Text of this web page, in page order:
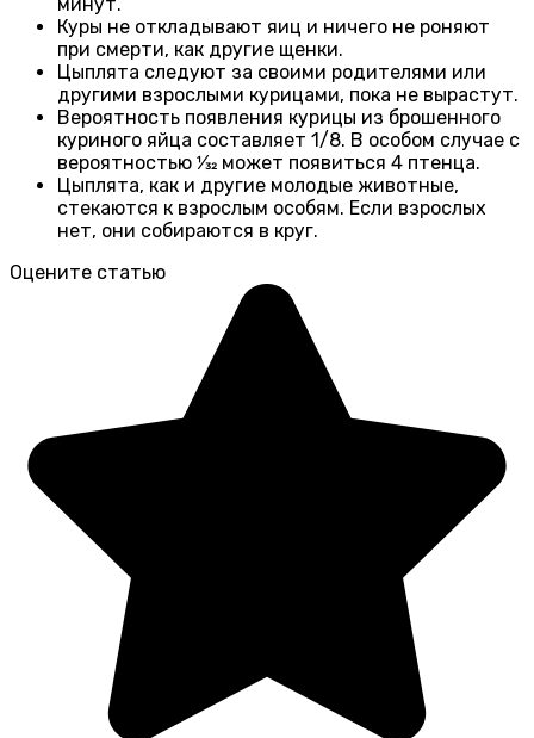
Куры не откладывают яиц и ничего не роняют
при смерти, как другие щенки.
Цыплята следуют за своими родителями или
другими взрослыми курицами, пока не вырастут.
Вероятность появления курицы из брошенного
куриного яйца составляет 1/8. В особом случае с
вероятностью 1⁄32 может появиться 4 птенца.
Цыплята, как и другие молодые животные,
стекаются к взрослым особям. Если взрослых
нет, они собираются в круг.
Оцените статью